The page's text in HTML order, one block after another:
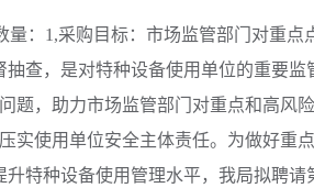
量： 1,采购目标：市场监管部门对重点
抽查，是对特种设备使用单位的重要
题，助力市场监管部门对重点和高风
实使用单位安全主体责任。为做好重
升特种设备使用管理水平，我局拟聘